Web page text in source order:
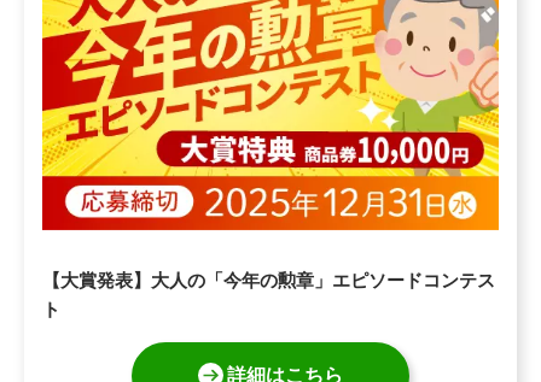
【大賞発表】大人の「今年の勲章」エピソードコンテス
ト
詳細はこちら